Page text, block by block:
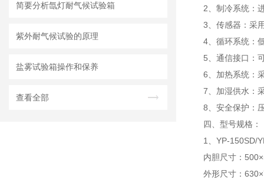
简要分析氙灯耐气候试验箱
紫外耐气候试验的原理
盐雾试验箱操作和保养
查看全部
2、制冷系统：
3、传感器：采
4、循环系统：
5、通信接口：
6、加热系统：
7、加湿供水：
8、安全保护：
四、 型号规格：
1、YP-150SD/
内胆尺寸：
外形尺寸：